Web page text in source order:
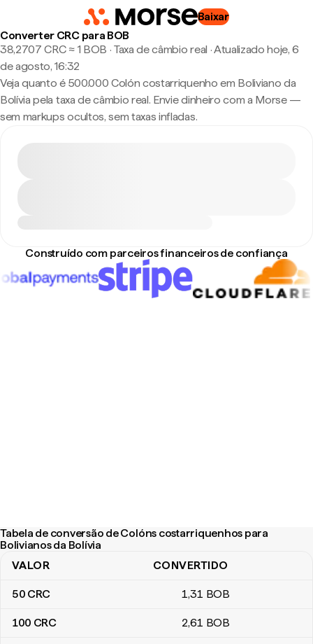
Baixar
Converter CRC para BOB
38,2707 CRC ≈ 1 BOB · Taxa de câmbio real ·Atualizado hoje, 6
de agosto, 16:32
Veja quanto é 500.000 Colón costarriquenho em Boliviano da
Bolívia pela taxa de câmbio real. Envie dinheiro com a Morse —
sem markups ocultos, sem taxas infladas.
Construído com parceiros financeiros de confiança
Tabela de conversão de Colóns costarriquenhos para
Bolivianos da Bolívia
Tabela de conversão de Colóns costarriquenhos para Bolivianos
VALOR CONVERTIDO
50 CRC 1,31 BOB
100 CRC 2,61 BOB